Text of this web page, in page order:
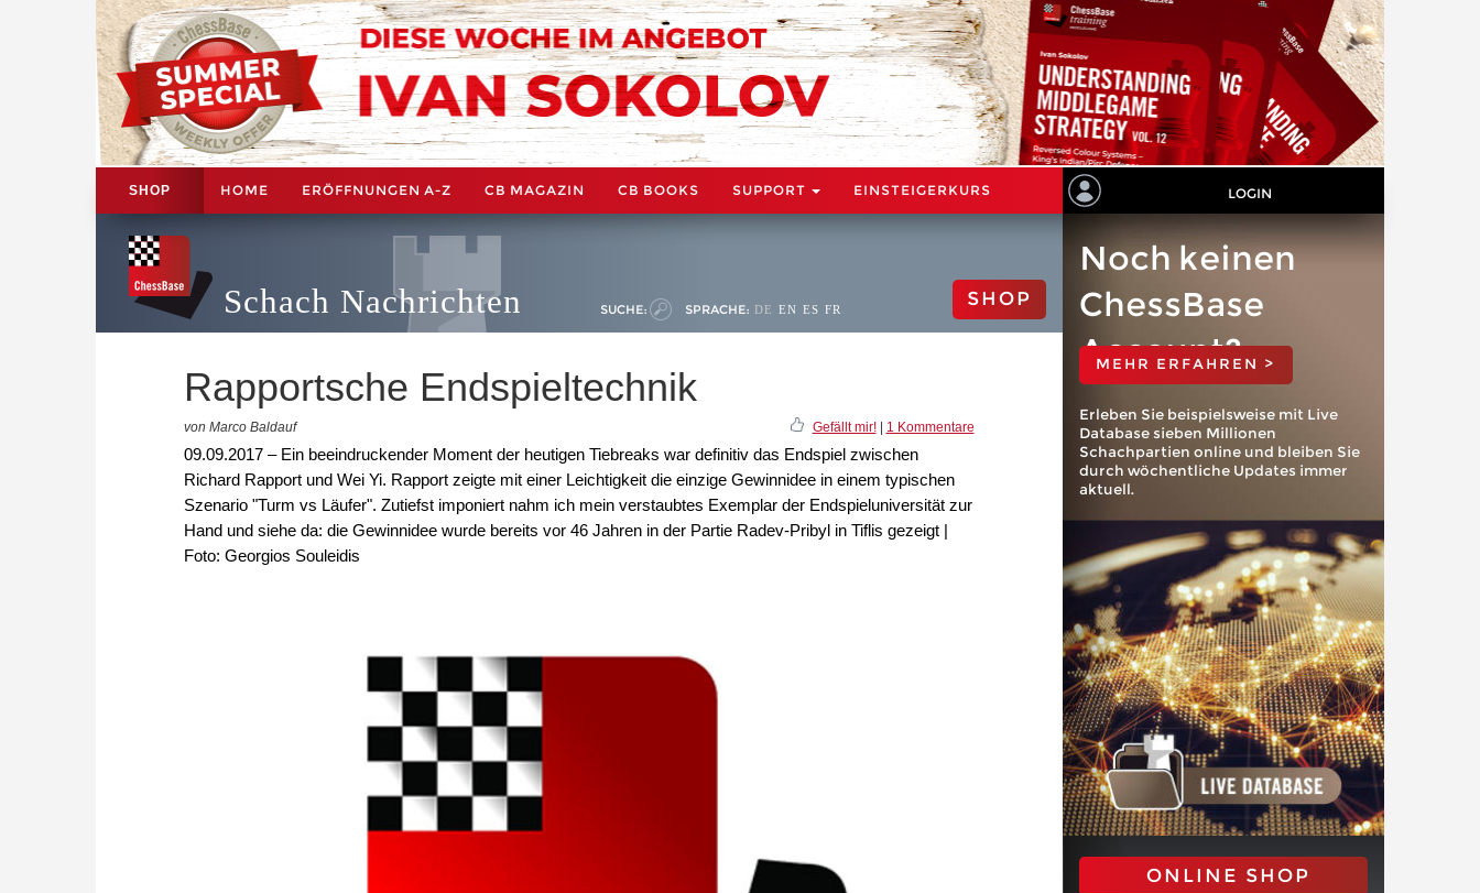
SHOP HOME ERÖFFNUNGEN A-Z CB MAGAZIN CB BOOKS SUPPORT EINSTEIGERKURS LOGIN
Schach Nachrichten SUCHE: SPRACHE: DE EN ES FR SHOP
Rapportsche Endspieltechnik
von Marco Baldauf Gefällt mir!| 1 Kommentare
09.09.2017 – Ein beeindruckender Moment der heutigen Tiebreaks war definitiv das Endspiel zwischen
Richard Rapport und Wei Yi. Rapport zeigte mit einer Leichtigkeit die einzige Gewinnidee in einem typischen
Szenario "Turm vs Läufer". Zutiefst imponiert nahm ich mein verstaubtes Exemplar der Endspieluniversität zur
Hand und siehe da: die Gewinnidee wurde bereits vor 46 Jahren in der Partie Radev-Pribyl in Tiflis gezeigt |
Foto: Georgios Souleidis
Noch keinen
ChessBase
Account?
MEHR ERFAHREN >
Erleben Sie beispielsweise mit Live
Database sieben Millionen
Schachpartien online und bleiben Sie
durch wöchentliche Updates immer
aktuell.
ONLINE SHOP